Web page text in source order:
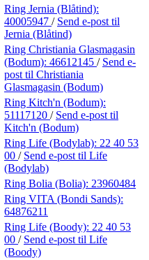
Ring Jernia (Blåtind):
40005947 / Send e-post til
Jernia (Blåtind)
Ring Christiania Glasmagasin
(Bodum): 46612145 / Send e-
post til Christiania
Glasmagasin (Bodum)
Ring Kitch'n (Bodum):
51117120 / Send e-post til
Kitch'n (Bodum)
Ring Life (Bodylab): 22 40 53
00 / Send e-post til Life
(Bodylab)
Ring Bolia (Bolia): 23960484
Ring VITA (Bondi Sands):
64876211
Ring Life (Boody): 22 40 53
00 / Send e-post til Life
(Boody)